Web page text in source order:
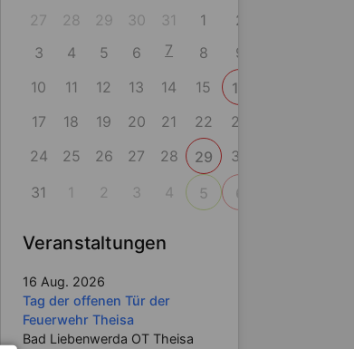
27
28 29 30 31 1
2
3
4 5 6 7 8
9
10
11 12 13 14 15
16
17
18 19 20 21 22
23
24
25 26 27 28 29
30
31
1 2 3 4 5 6
Veranstaltungen
16 Aug. 2026
Tag der offenen Tür der
Feuerwehr Theisa
Bad Liebenwerda OT Theisa